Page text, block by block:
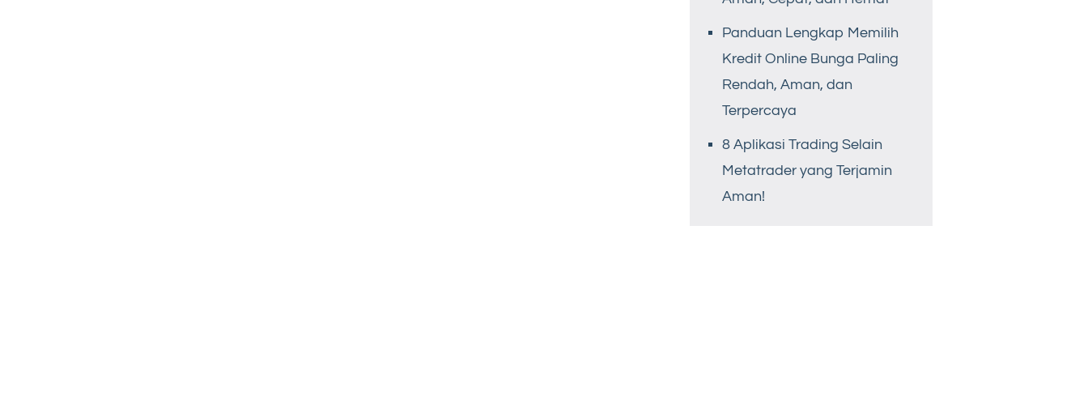
Panduan Lengkap Memilih
Kredit Online Bunga Paling
Rendah, Aman, dan
Terpercaya
8 Aplikasi Trading Selain
Metatrader yang Terjamin
Aman!